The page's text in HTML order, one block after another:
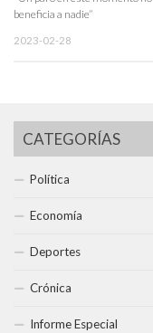
beneficia a nadie”
2023-02-28
CATEGORÍAS
Política
Economía
Deportes
Crónica
Informe Especial